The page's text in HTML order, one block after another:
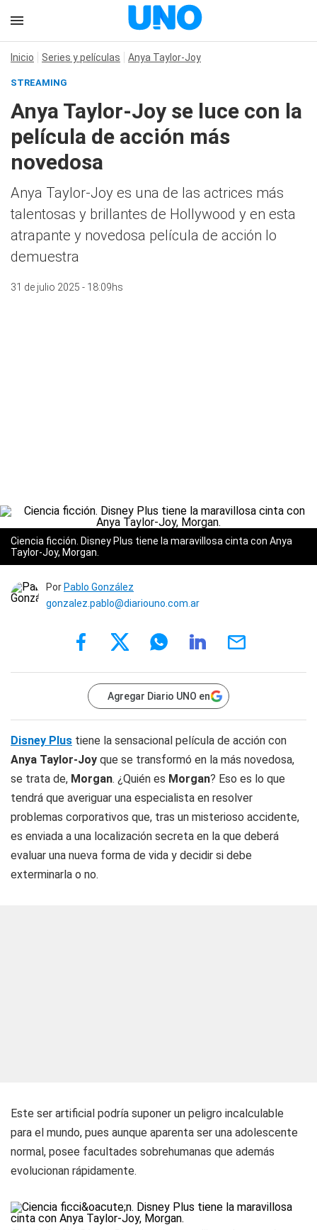
Inicio Series y películas Anya Taylor-Joy
STREAMING
Anya Taylor-Joy se luce con la
película de acción más
novedosa
Anya Taylor-Joy es una de las actrices más
talentosas y brillantes de Hollywood y en esta
atrapante y novedosa película de acción lo
demuestra
31 de julio 2025 - 18:09hs
Ciencia ficción. Disney Plus tiene la maravillosa cinta con Anya
Taylor-Joy, Morgan.
Por Pablo González
gonzalez.pablo@diariouno.com.ar
Agregar Diario UNO en
Disney Plus tiene la sensacional película de acción con
Anya Taylor-Joy que se transformó en la más novedosa,
se trata de, Morgan. ¿Quién es Morgan? Eso es lo que
tendrá que averiguar una especialista en resolver
problemas corporativos que, tras un misterioso accidente,
es enviada a una localización secreta en la que deberá
evaluar una nueva forma de vida y decidir si debe
exterminarla o no.
Este ser artificial podría suponer un peligro incalculable
para el mundo, pues aunque aparenta ser una adolescente
normal, posee facultades sobrehumanas que además
evolucionan rápidamente.